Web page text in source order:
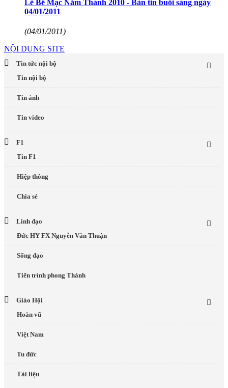
Lễ Bế Mạc Năm Thánh 2010 - Bản tin buổi sáng ngày
04/01/2011
(04/01/2011)
NỘI DUNG SITE
Tin tức nội bộ
Tin nội bộ
Tin ảnh
Tin video
F1
Tin F1
Hiệp thông
Chia sẻ
Linh đạo
Đức HY FX Nguyễn Văn Thuận
Sống đạo
Tiến trình phong Thánh
Giáo Hội
Hoàn vũ
Việt Nam
Tu đức
Tài liệu